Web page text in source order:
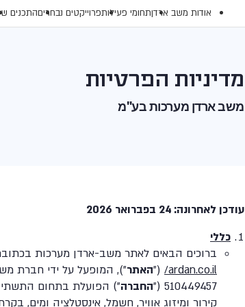
אודות משב ארדןתחומי פעילותפרוייקטים נבחריםהתכנים
מדיניות הפרטיות
משב ארדן מערכות בע"מ
עודכן לאחרונה: 24 בפברואר 2026
כללי
ברוכים הבאים לאתר משב-ארדן מערכות
ardan.co.il/
("האתר"), המופעל על ידי חברת
510449457 ("
החברה") הפועלת בתחום
קירור ומיזוג אוויר, חשמל, אינסטלציה ומים,